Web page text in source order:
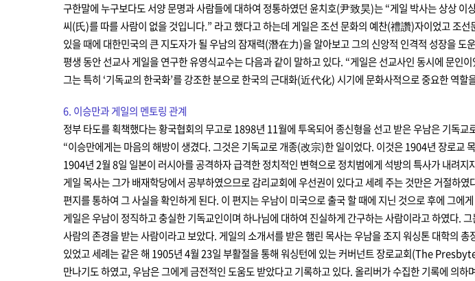
구한말에 누구보다도 서양 문명과 사람들에 대하여 정통하였던 윤치호(尹致昊)는 “게일 박사는 상상
씨(氏)를 따를 사람이 없을 것입니다.” 라고 했다고 하는데 게일은 조선 문화의 예찬(禮讚)자이었고 조
있을 때에 대한민국의 큰 지도자가 될 우남의 잠재력(潛在力)을 알아보고 그의 신앙적 인격적 성장을
평생 동안 선교사 게일을 연구한 유영식교수는 다음과 같이 말하고 있다. “게일은 선교사인 동시에 문
그는 특히 ‘기독교의 한국화’를 강조한 분으로 한국의 근대화(近代化) 시기에 문화사적으로 중요한 역
6. 이승만과 게일의 멘토링 관계
정부 타도를 획책했다는 황국협회의 무고로 1898년 11월에 투옥되어 종신형을 선고 받은 우남은 기독교
“이승만에게는 마음의 해방이 생겼다. 그것은 기독교로 개종(改宗)한 일이었다. 이것은 1904년 장로교
1904년 2월 8일 일본이 러시아를 공격하자 급격한 정치적인 변혁으로 정치범에게 석방의 특사가 내려
게일 목사는 그가 배재학당에서 공부하였으므로 감리교회에 우선권이 있다고 세례 주는 것만은 거절하
편지를 통하여 그 사실을 확인하게 된다. 이 편지는 우남이 미국으로 출국 할 때에 지닌 것으로 후에 그
게일은 우남이 정직하고 충실한 기독교인이며 하나님에 대하여 진실하게 간구하는 사람이라고 하였다.
사람의 존경을 받는 사람이라고 보았다. 게일의 소개서를 받은 햄린 목사는 우남을 조지 워싱톤 대학의
있었고 세례는 같은 해 1905년 4월 23일 부활절을 통해 워싱턴에 있는 커버넌트 장로교회(The
만나기도 하였고, 우남은 그에게 금전적인 도움도 받았다고 기록하고 있다. 올리버가 수집한 기록에 의